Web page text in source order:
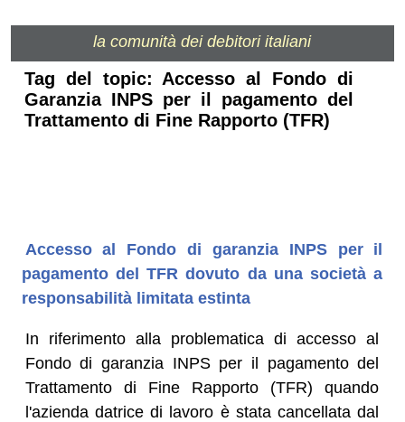
la comunità dei debitori italiani
Tag del topic: Accesso al Fondo di
Garanzia INPS per il pagamento del
Trattamento di Fine Rapporto (TFR)
Accesso al Fondo di garanzia INPS per il
pagamento del TFR dovuto da una società a
responsabilità limitata estinta
In riferimento alla problematica di accesso al
Fondo di garanzia INPS per il pagamento del
Trattamento di Fine Rapporto (TFR) quando
l'azienda datrice di lavoro è stata cancellata dal